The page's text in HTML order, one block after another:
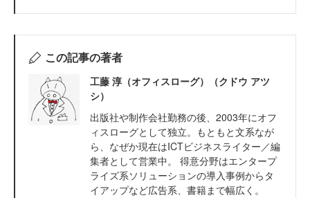
この記事の著者
工藤 淳（オフィスローグ）（クドウ アツ
シ）
出版社や制作会社勤務の後、2003年にオフ
ィスローグとして独立。もともと文系なが
ら、なぜか現在はICTビジネスライター／編
集者として営業中。 得意分野はエンタープ
ライズ系ソリューションの導入事例からタ
イアップなど広告系、書籍まで幅広く。